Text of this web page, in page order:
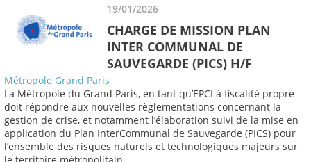
19/01/2026
CHARGE DE MISSION PLAN
INTER COMMUNAL DE
SAUVEGARDE (PICS) H/F
Métropole Grand Paris
La Métropole du Grand Paris, en tant qu’EPCI à fiscalité propre
doit répondre aux nouvelles règlementations concernant la
gestion de crise, et notamment l’élaboration suivi de la mise en
application du Plan InterCommunal de Sauvegarde (PICS) pour
l’ensemble des risques naturels et technologiques majeurs sur